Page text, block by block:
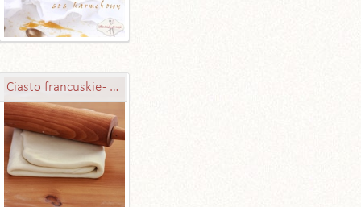
Ciasto francuskie - idealne